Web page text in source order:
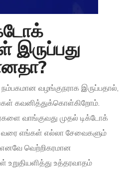
இருப்பது
வழங்குநராக இருப்பதால்,
கவனித்துக்கொள்கிறோம்.
வாங்குவது முதல் டிக்டோக்
வரை எங்கள் எல்லா சேவைகளும்
எனவே வெற்றிகரமான
உறுதியளித்து உத்தரவாதம்